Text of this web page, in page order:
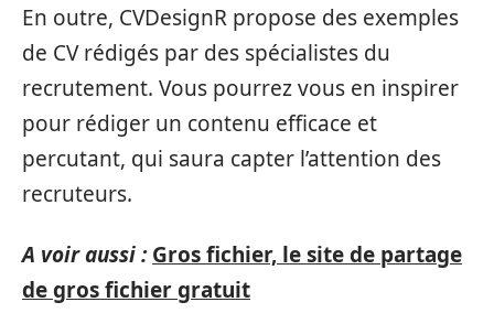
En outre, CVDesignR propose des exemples
de CV rédigés par des spécialistes du
recrutement. Vous pourrez vous en inspirer
pour rédiger un contenu efficace et
percutant, qui saura capter l’attention des
recruteurs.
A voir aussi : Gros fichier, le site de partage
de gros fichier gratuit